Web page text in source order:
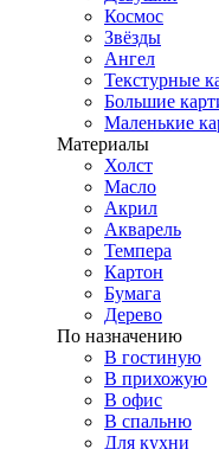
Космос
Звёзды
Ангел
Текстурные
Большие
Маленькие
Материалы
Холст
Масло
Акрил
Акварель
Темпера
Картон
Бумага
Дерево
По назначению
В гостиную
В прихожую
В офис
В спальню
Для кухни